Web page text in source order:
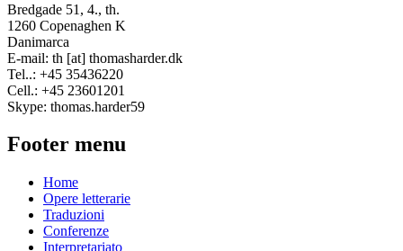
Bredgade 51, 4., th.
1260 Copenaghen K
Danimarca
E-mail: th [at] thomasharder.dk
Tel..: +45 35436220
Cell.: +45 23601201
Skype: thomas.harder59
Footer menu
Home
Opere letterarie
Traduzioni
Conferenze
Interpretariato